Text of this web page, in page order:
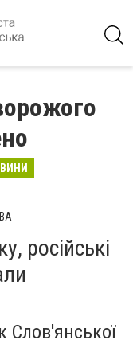
російські
Слов'янської